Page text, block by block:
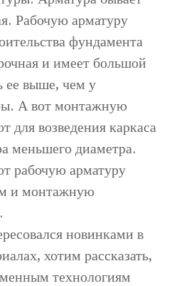
Рабочую арматуру
фундамента
и имеет большой
ее выше, чем у
А вот монтажную
для возведения каркаса
меньшего диаметра.
рабочую арматуру
и монтажную
новинками в
хотим рассказать,
технологиям